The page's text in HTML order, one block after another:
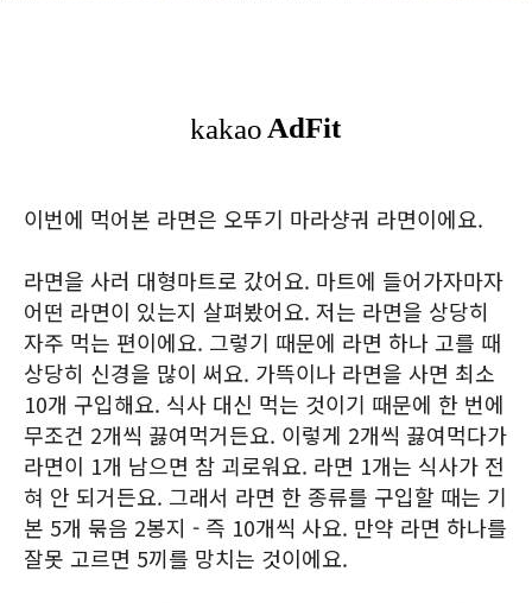
이번에 먹어본 라면은 오뚜기 마라샹궈 라면이에요.
라면을 사러 대형마트로 갔어요. 마트에 들어가자마자
어떤 라면이 있는지 살펴봤어요. 저는 라면을 상당히
자주 먹는 편이에요. 그렇기 때문에 라면 하나 고를 때
상당히 신경을 많이 써요. 가뜩이나 라면을 사면 최소
10개 구입해요. 식사 대신 먹는 것이기 때문에 한 번에
무조건 2개씩 끓여먹거든요. 이렇게 2개씩 끓여먹다가
라면이 1개 남으면 참 괴로워요. 라면 1개는 식사가 전
혀 안 되거든요. 그래서 라면 한 종류를 구입할 때는 기
본 5개 묶음 2봉지 - 즉 10개씩 사요. 만약 라면 하나를
잘못 고르면 5끼를 망치는 것이에요.